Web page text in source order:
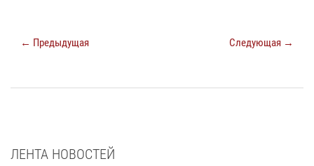
← Предыдущая Следующая →
ЛЕНТА НОВОСТЕЙ